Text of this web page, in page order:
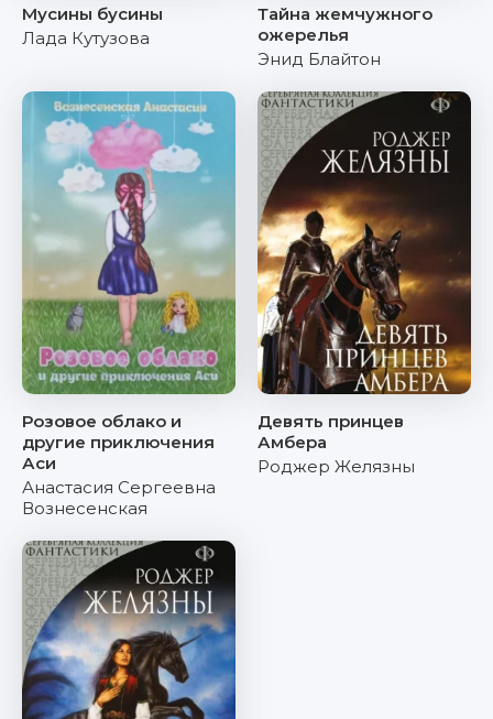
Мусины бусины
Лада Кутузова
Тайна жемчужного
ожерелья
Энид Блайтон
Розовое облако и
другие приключения
Аси
Анастасия Сергеевна
Вознесенская
Девять принцев
Амбера
Роджер Желязны